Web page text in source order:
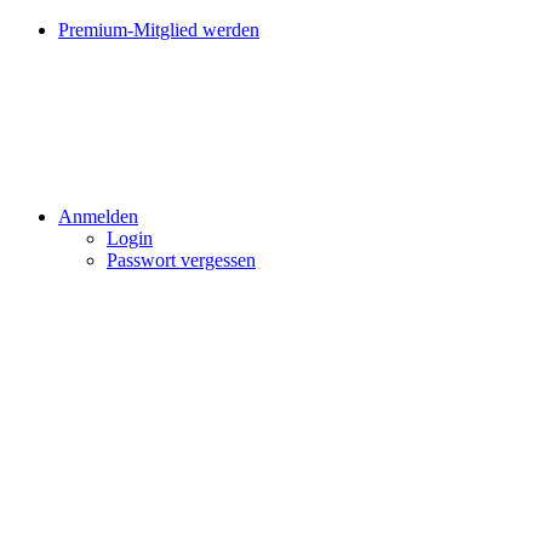
Premium-Mitglied werden
Anmelden
Login
Passwort vergessen